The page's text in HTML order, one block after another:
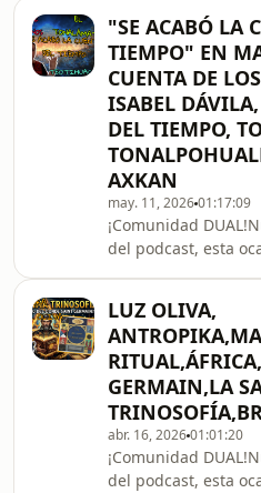
informática y
plática muy
Buenos Aires,
temas muy
nos compartió una
de cómo se
hoy trata en su canal
YouTube.Hablamos
Carlos Castaneda, el
"SE ACABÓ LA
TIEMPO" EN
CUENTA DE
ISABEL
DEL TIEMPO,
AXKAN
may. 11, 202601:17:09
¡Comunidad
del podcast, esta
Maestra en Estudios
interesante,
las y los
&quot;El
Destinos, cómo es
mesoamericanas,
LUZ OLIVA,
GERMAIN,LA
abr. 16, 202601:01:20
¡Comunidad
del podcast, esta